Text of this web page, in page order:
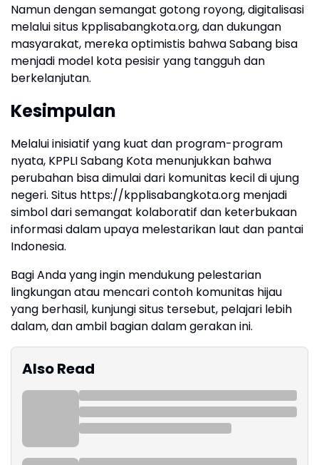
Namun dengan semangat gotong royong, digitalisasi
melalui situs kpplisabangkota.org, dan dukungan
masyarakat, mereka optimistis bahwa Sabang bisa
menjadi model kota pesisir yang tangguh dan
berkelanjutan.
Kesimpulan
Melalui inisiatif yang kuat dan program-program
nyata, KPPLI Sabang Kota menunjukkan bahwa
perubahan bisa dimulai dari komunitas kecil di ujung
negeri. Situs https://kpplisabangkota.org menjadi
simbol dari semangat kolaboratif dan keterbukaan
informasi dalam upaya melestarikan laut dan pantai
Indonesia.
Bagi Anda yang ingin mendukung pelestarian
lingkungan atau mencari contoh komunitas hijau
yang berhasil, kunjungi situs tersebut, pelajari lebih
dalam, dan ambil bagian dalam gerakan ini.
Also Read